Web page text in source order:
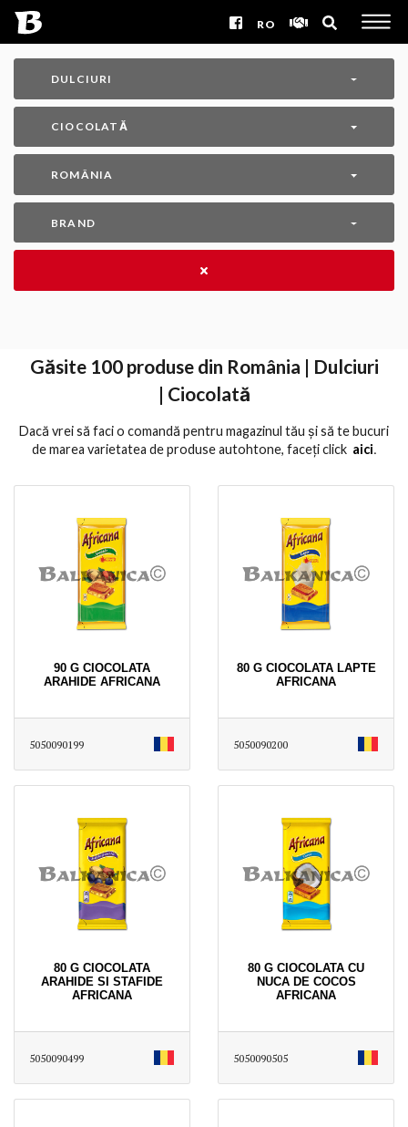
RO
DULCIURI
CIOCOLATĂ
ROMÂNIA
BRAND
Găsite 100produse din România | Dulciuri
| Ciocolată
Dacă vrei să faci o comandă pentru magazinul tău și să te bucuri
de marea varietatea de produse autohtone, faceți click aici․
90 G CIOCOLATA
ARAHIDE AFRICANA
5050090199
80 G CIOCOLATA LAPTE
AFRICANA
5050090200
80 G CIOCOLATA
ARAHIDE SI STAFIDE
AFRICANA
5050090499
80 G CIOCOLATA CU
NUCA DE COCOS
AFRICANA
5050090505